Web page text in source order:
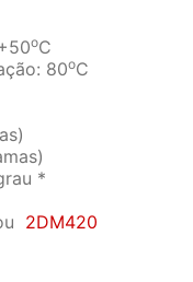
oC
80oC
*
2DM420